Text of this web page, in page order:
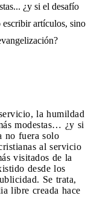
¿y si el desafío
artículos, sino
la humildad
modestas… ¿y si
no fuera solo
al servicio
visitados de la
desde los
Se trata,
libre creada hace